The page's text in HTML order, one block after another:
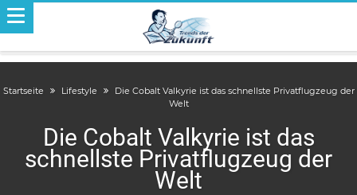
Startseite Lifestyle
Die Cobalt Valkyrie ist das schnellste Privatflugzeug der
Welt
Die Cobalt Valkyrie ist das
schnellste Privatflugzeug der
Welt